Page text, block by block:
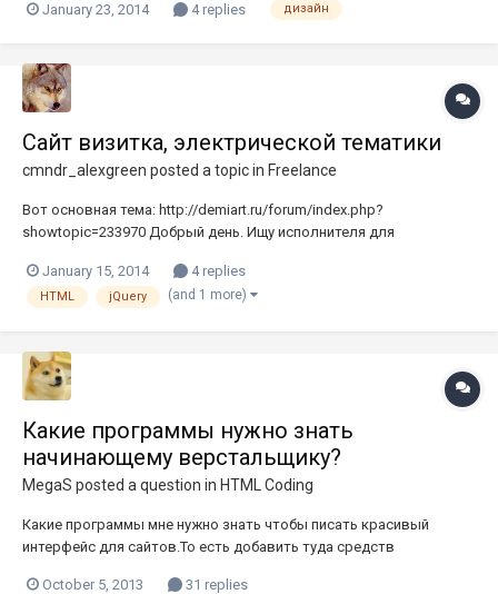
сервисы поисковых систем это конечно хорошо, но может есть
January 23, 2014 4 replies дизайн
Сайт визитка, электрической тематики
cmndr_alexgreen posted a topic in Freelance
Вот основная тема: http://demiart.ru/forum/index.php?
showtopic=233970 Добрый день. Ищу исполнителя для
электромонтажными работами. Ему необходим сайт
описывающий несколько услуг, конкретно сборка электрощитов
January 15, 2014 4 replies
HTML jQuery (and 1 more)
Какие программы нужно знать
начинающему верстальщику?
MegaS posted a question in HTML Coding
Какие программы мне нужно знать чтобы писать красивый
интерфейс для сайтов.То есть добавить туда средств
October 5, 2013
31 replies